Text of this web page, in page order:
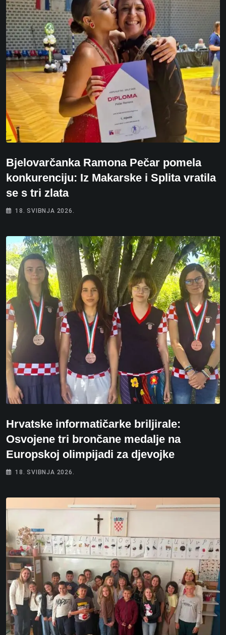
Bjelovarčanka Ramona Pečar pomela
konkurenciju: Iz Makarske i Splita vratila
se s tri zlata
18. SVIBNJA 2026.
Hrvatske informatičarke briljirale:
Osvojene tri brončane medalje na
Europskoj olimpijadi za djevojke
18. SVIBNJA 2026.